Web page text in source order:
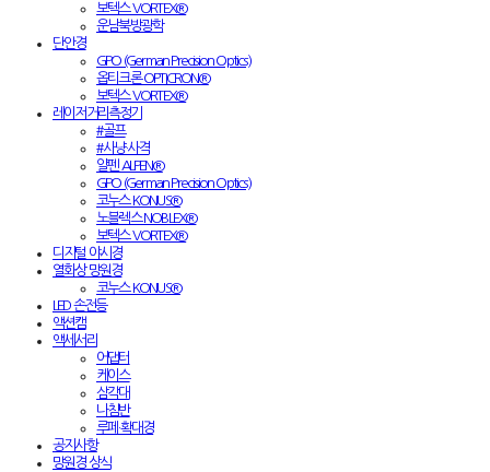
보텍스 VORTEX®
운남북방광학
단안경
GPO (German Precision Optics)
옵티크론 OPTICRON®
보텍스 VORTEX®
레이저거리측정기
#골프
#사냥·사격
알펜 ALPEN®
GPO (German Precision Optics)
코누스 KONUS®
노블렉스 NOBLEX®
보텍스 VORTEX®
디지털 야시경
열화상 망원경
코누스 KONUS®
LED 손전등
액션캠
액세서리
어댑터
케이스
삼각대
나침반
루페·확대경
공지사항
망원경 상식